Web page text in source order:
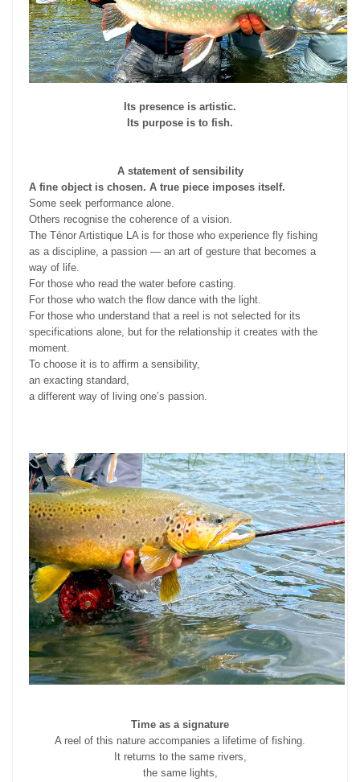
Its presence is artistic.
Its purpose is to fish.
A statement of sensibility
A fine object is chosen. A true piece imposes itself.
Some seek performance alone.
Others recognise the coherence of a vision.
The Ténor Artistique LA is for those who experience fly fishing
as a discipline, a passion — an art of gesture that becomes a
way of life.
For those who read the water before casting.
For those who watch the flow dance with the light.
For those who understand that a reel is not selected for its
specifications alone, but for the relationship it creates with the
moment.
To choose it is to affirm a sensibility,
an exacting standard,
a different way of living one’s passion.
Time as a signature
A reel of this nature accompanies a lifetime of fishing.
It returns to the same rivers,
the same lights,